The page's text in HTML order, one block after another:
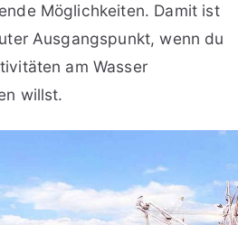
Möglichkeiten. Damit ist
Ausgangspunkt, wenn du
am Wasser
willst.